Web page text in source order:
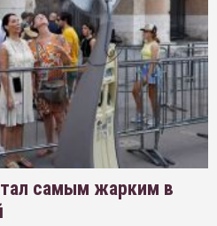
самым жарким в